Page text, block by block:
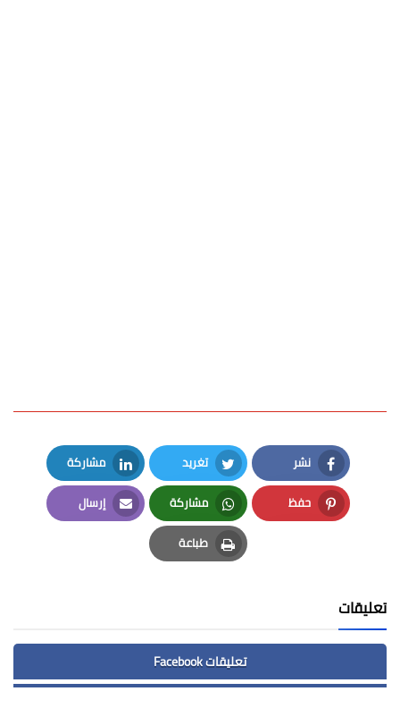
نشر
Facebook
تغريد
Twitter
مشاركة
LinkedIn
حفظ
Pinterest
مشاركة
Whatsapp
إرسال
Email
طباعة
Print
تعليقات
تعليقات Facebook